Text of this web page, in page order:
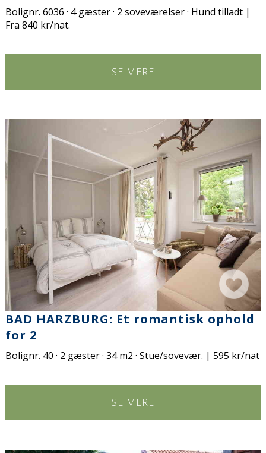
Bolignr. 6036 · 4 gæster · 2 soveværelser · Hund tilladt |
Fra 840 kr/nat.
SE MERE
BAD HARZBURG: Et romantisk ophold
for 2
Bolignr. 40 · 2 gæster · 34 m2 · Stue/sovevær. | 595 kr/nat
SE MERE